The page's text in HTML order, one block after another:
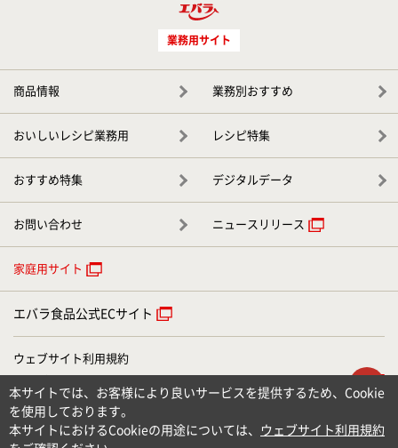
業務用サイト
商品情報 業務別おすすめ
おいしいレシピ業務用 レシピ特集
おすすめ特集 デジタルデータ
お問い合わせ ニュースリリース
家庭用サイト
エバラ食品公式ECサイト
ウェブサイト利用規約
個人情報のお取り扱いについて
お問い合わせ
本サイトでは、お客様により良いサービスを提供するため、Cookie
を使用しております。
本サイトにおけるCookieの用途については、
ウェブサイト利用規約